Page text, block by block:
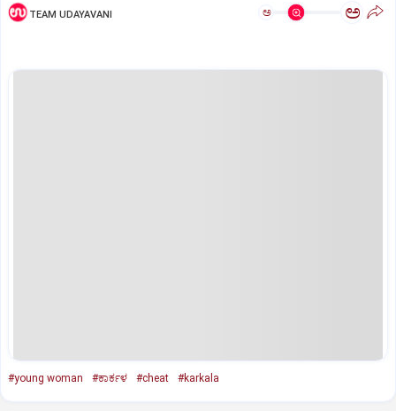
TEAM UDAYAVANI ಅ ಅ
#young woman #ಕಾರ್ಕಳ #cheat #karkala